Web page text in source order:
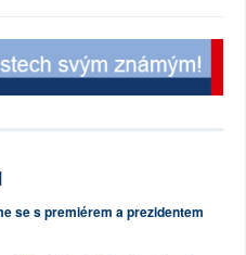
se s premiérem a prezidentem